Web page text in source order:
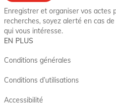
Enregistrer et organiser vos actes
recherches, soyez alerté en cas
qui vous intéresse.
EN PLUS
Conditions générales
Conditions d’utilisations
Accessibilité